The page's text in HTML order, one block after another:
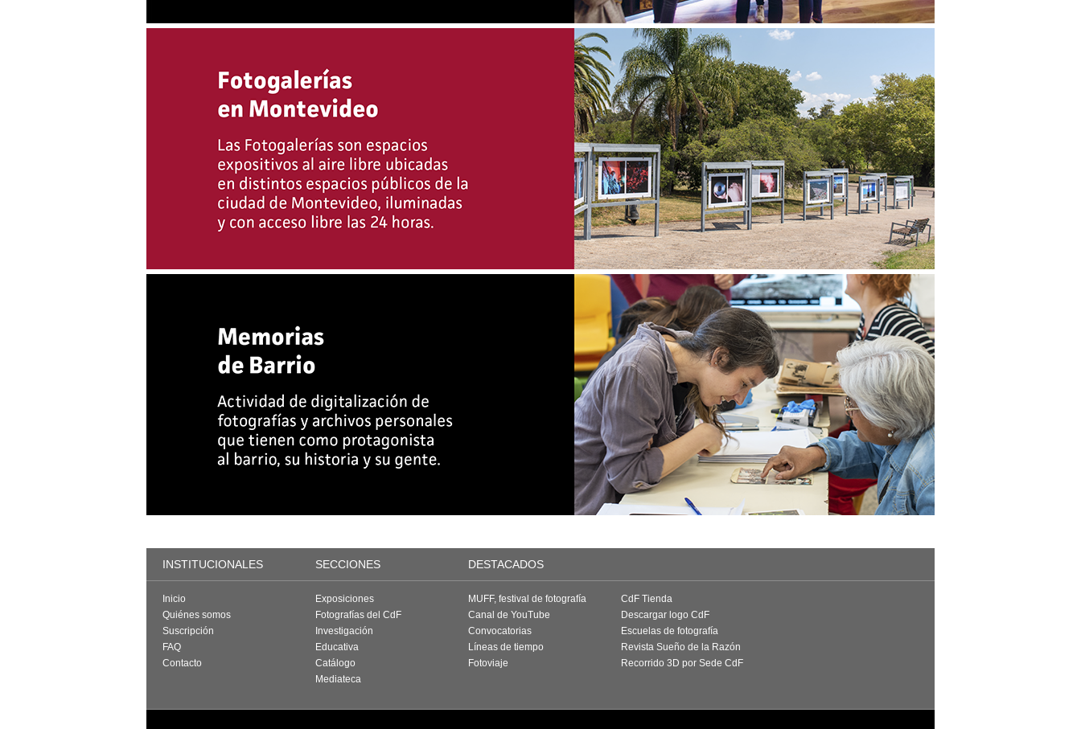
INSTITUCIONALES SECCIONES DESTACADOS
Inicio
Quiénes somos
Suscripción
FAQ
Contacto
Exposiciones
Fotografías del CdF
Investigación
Educativa
Catálogo
Mediateca
MUFF, festival de fotografía
Canal de YouTube
Convocatorias
Líneas de tiempo
Fotoviaje
CdF Tienda
Descargar logo CdF
Escuelas de fotografía
Revista Sueño de la Razón
Recorrido 3D por Sede CdF